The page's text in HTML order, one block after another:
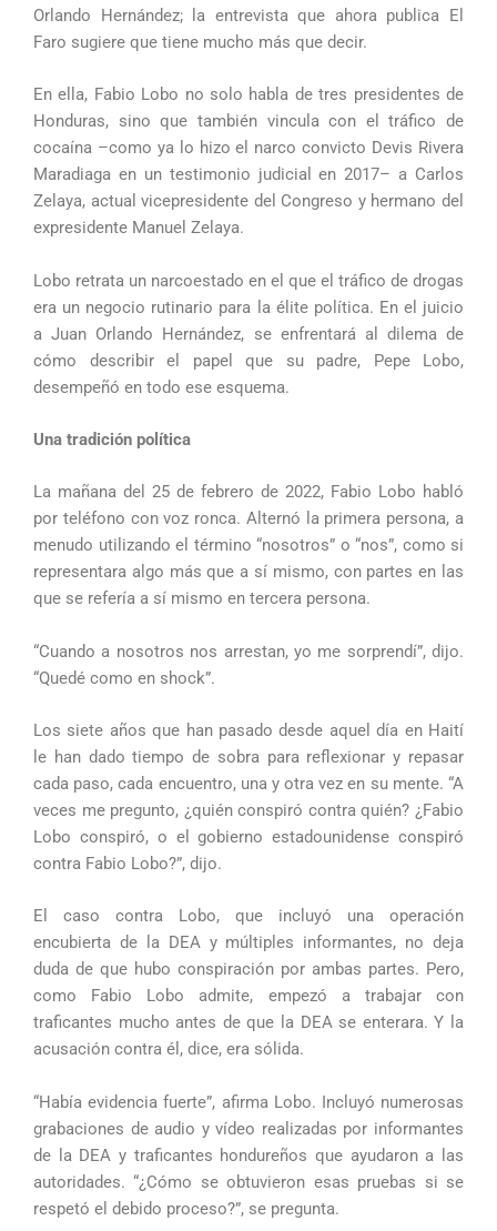
Orlando Hernández; la entrevista que ahora publica El
Faro sugiere que tiene mucho más que decir.
En ella, Fabio Lobo no solo habla de tres presidentes de
Honduras, sino que también vincula con el tráfico de
cocaína –como ya lo hizo el narco convicto Devis Rivera
Maradiaga en un testimonio judicial en 2017– a Carlos
Zelaya, actual vicepresidente del Congreso y hermano del
expresidente Manuel Zelaya.
Lobo retrata un narcoestado en el que el tráfico de drogas
era un negocio rutinario para la élite política. En el juicio
a Juan Orlando Hernández, se enfrentará al dilema de
cómo describir el papel que su padre, Pepe Lobo,
desempeñó en todo ese esquema.
Una tradición política
La mañana del 25 de febrero de 2022, Fabio Lobo habló
por teléfono con voz ronca. Alternó la primera persona, a
menudo utilizando el término “nosotros” o “nos”, como si
representara algo más que a sí mismo, con partes en las
que se refería a sí mismo en tercera persona.
“Cuando a nosotros nos arrestan, yo me sorprendí”, dijo.
“Quedé como en shock”.
Los siete años que han pasado desde aquel día en Haití
le han dado tiempo de sobra para reflexionar y repasar
cada paso, cada encuentro, una y otra vez en su mente. “A
veces me pregunto, ¿quién conspiró contra quién? ¿Fabio
Lobo conspiró, o el gobierno estadounidense conspiró
contra Fabio Lobo?”, dijo.
El caso contra Lobo, que incluyó una operación
encubierta de la DEA y múltiples informantes, no deja
duda de que hubo conspiración por ambas partes. Pero,
como Fabio Lobo admite, empezó a trabajar con
traficantes mucho antes de que la DEA se enterara. Y la
acusación contra él, dice, era sólida.
“Había evidencia fuerte”, afirma Lobo. Incluyó numerosas
grabaciones de audio y vídeo realizadas por informantes
de la DEA y traficantes hondureños que ayudaron a las
autoridades. “¿Cómo se obtuvieron esas pruebas si se
respetó el debido proceso?”, se pregunta.